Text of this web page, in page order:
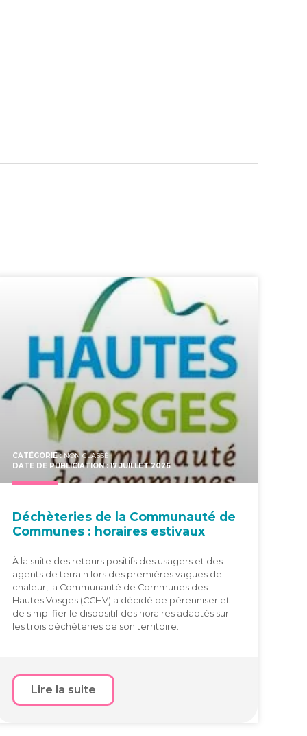
CATÉGORIE :NON CLASSÉ
DATE DE PUBLICIATION : 17 JUILLET 2026
Déchè­te­ries de la Com­mu­nau­té de
Com­munes : horaires estivaux
À la suite des retours positifs des usagers et des
agents de terrain lors des premières vagues de
chaleur, la Communauté de Communes des
Hautes Vosges (CCHV) a décidé de pérenniser et
de simplifier le dispositif des horaires adaptés sur
les trois déchèteries de son territoire.
Lire la suite